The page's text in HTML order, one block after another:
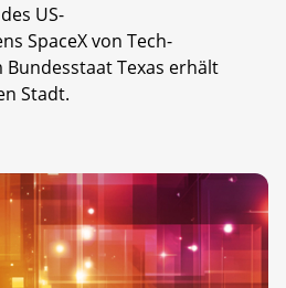
US-
SpaceX von Tech-
Texas erhält
Stadt.